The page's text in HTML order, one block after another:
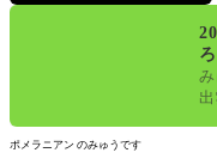
ポメラニアン のみゅうです